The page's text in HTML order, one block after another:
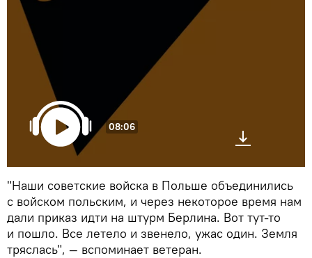
08:06
"Наши советские войска в Польше объединились
с войском польским, и через некоторое время нам
дали приказ идти на штурм Берлина. Вот тут-то
и пошло. Все летело и звенело, ужас один. Земля
тряслась", — вспоминает ветеран.